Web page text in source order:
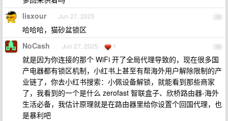
18
lisxour Jun 27, 2025
哈哈哈，猫砂盆锁区
19
NoCash Jun 27, 2025 1
就是因为你连接的那个 WiFi 开了全局代理导致的，现在很多国
产电器都有锁区机制，小红书上甚至有帮海外用户解除限制的产
业链了，你去小红书搜索：小佩设备解锁，就能看到那些商家
了，我看到的一个是什么 zerofast 智联盒子、欣桥路由器-海外
生活必备，我估计原理就是在路由器里给你设置个回国代理，也
是暴利吧